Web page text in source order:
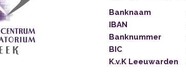
Banknaam
IBAN
Banknummer
BIC
K.v.K Leeuwarden